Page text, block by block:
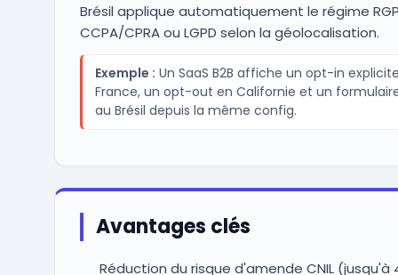
Brésil applique automatiquement le régime
CCPA/CPRA ou LGPD selon la géolocalisation.
Exemple : Un SaaS B2B affiche un opt-in
France, un opt-out en Californie et un formulaire
au Brésil depuis la même config.
Avantages clés
Réduction du risque d'amende CNIL (jusqu'à